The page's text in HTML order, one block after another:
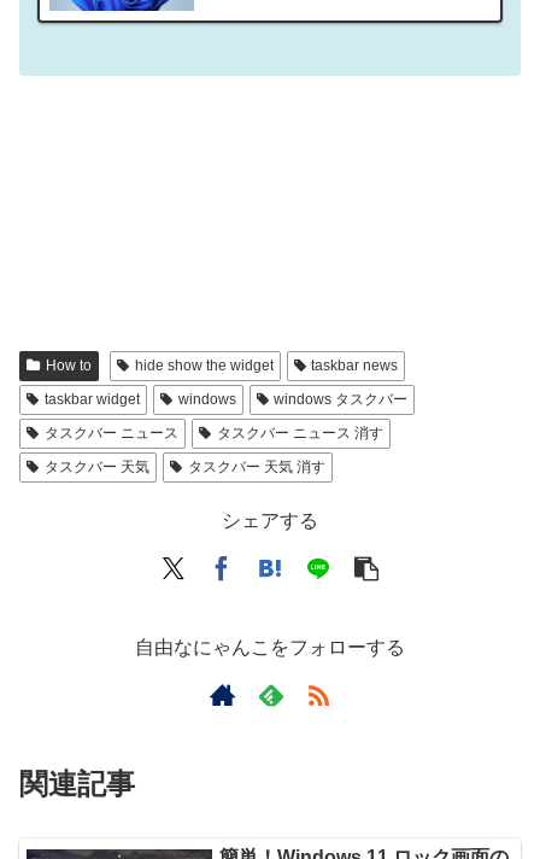
How to hide show the widget
taskbar news
taskbar widget
windows
windows タスクバー
タスクバー ニュース
タスクバー ニュース 消す
タスクバー 天気
タスクバー 天気 消す
シェアする
自由なにゃんこをフォローする
関連記事